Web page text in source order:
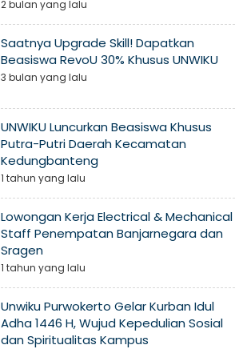
2 bulan yang lalu
Saatnya Upgrade Skill! Dapatkan
Beasiswa RevoU 30% Khusus UNWIKU
3 bulan yang lalu
UNWIKU Luncurkan Beasiswa Khusus
Putra-Putri Daerah Kecamatan
Kedungbanteng
1 tahun yang lalu
Lowongan Kerja Electrical & Mechanical
Staff Penempatan Banjarnegara dan
Sragen
1 tahun yang lalu
Unwiku Purwokerto Gelar Kurban Idul
Adha 1446 H, Wujud Kepedulian Sosial
dan Spiritualitas Kampus